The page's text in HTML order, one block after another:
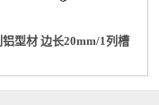
铝型材 边长20mm/1列槽